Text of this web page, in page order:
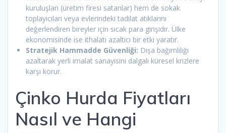
kuruluşları (üretim firesi satanlar) hem de sokak
toplayıcıları veya evlerindeki tadilat atıklarını
değerlendiren bireyler için sıcak para girişidir. Ülke
ekonomisinde ise ithalatı azaltıcı bir etki yaratır.
Stratejik Hammadde Güvenliği: Dışa bağımlılığı
azaltarak yerli imalat sanayisini dalgalı küresel krizlere
karşı korur.
Çinko Hurda Fiyatları
Nasıl ve Hangi